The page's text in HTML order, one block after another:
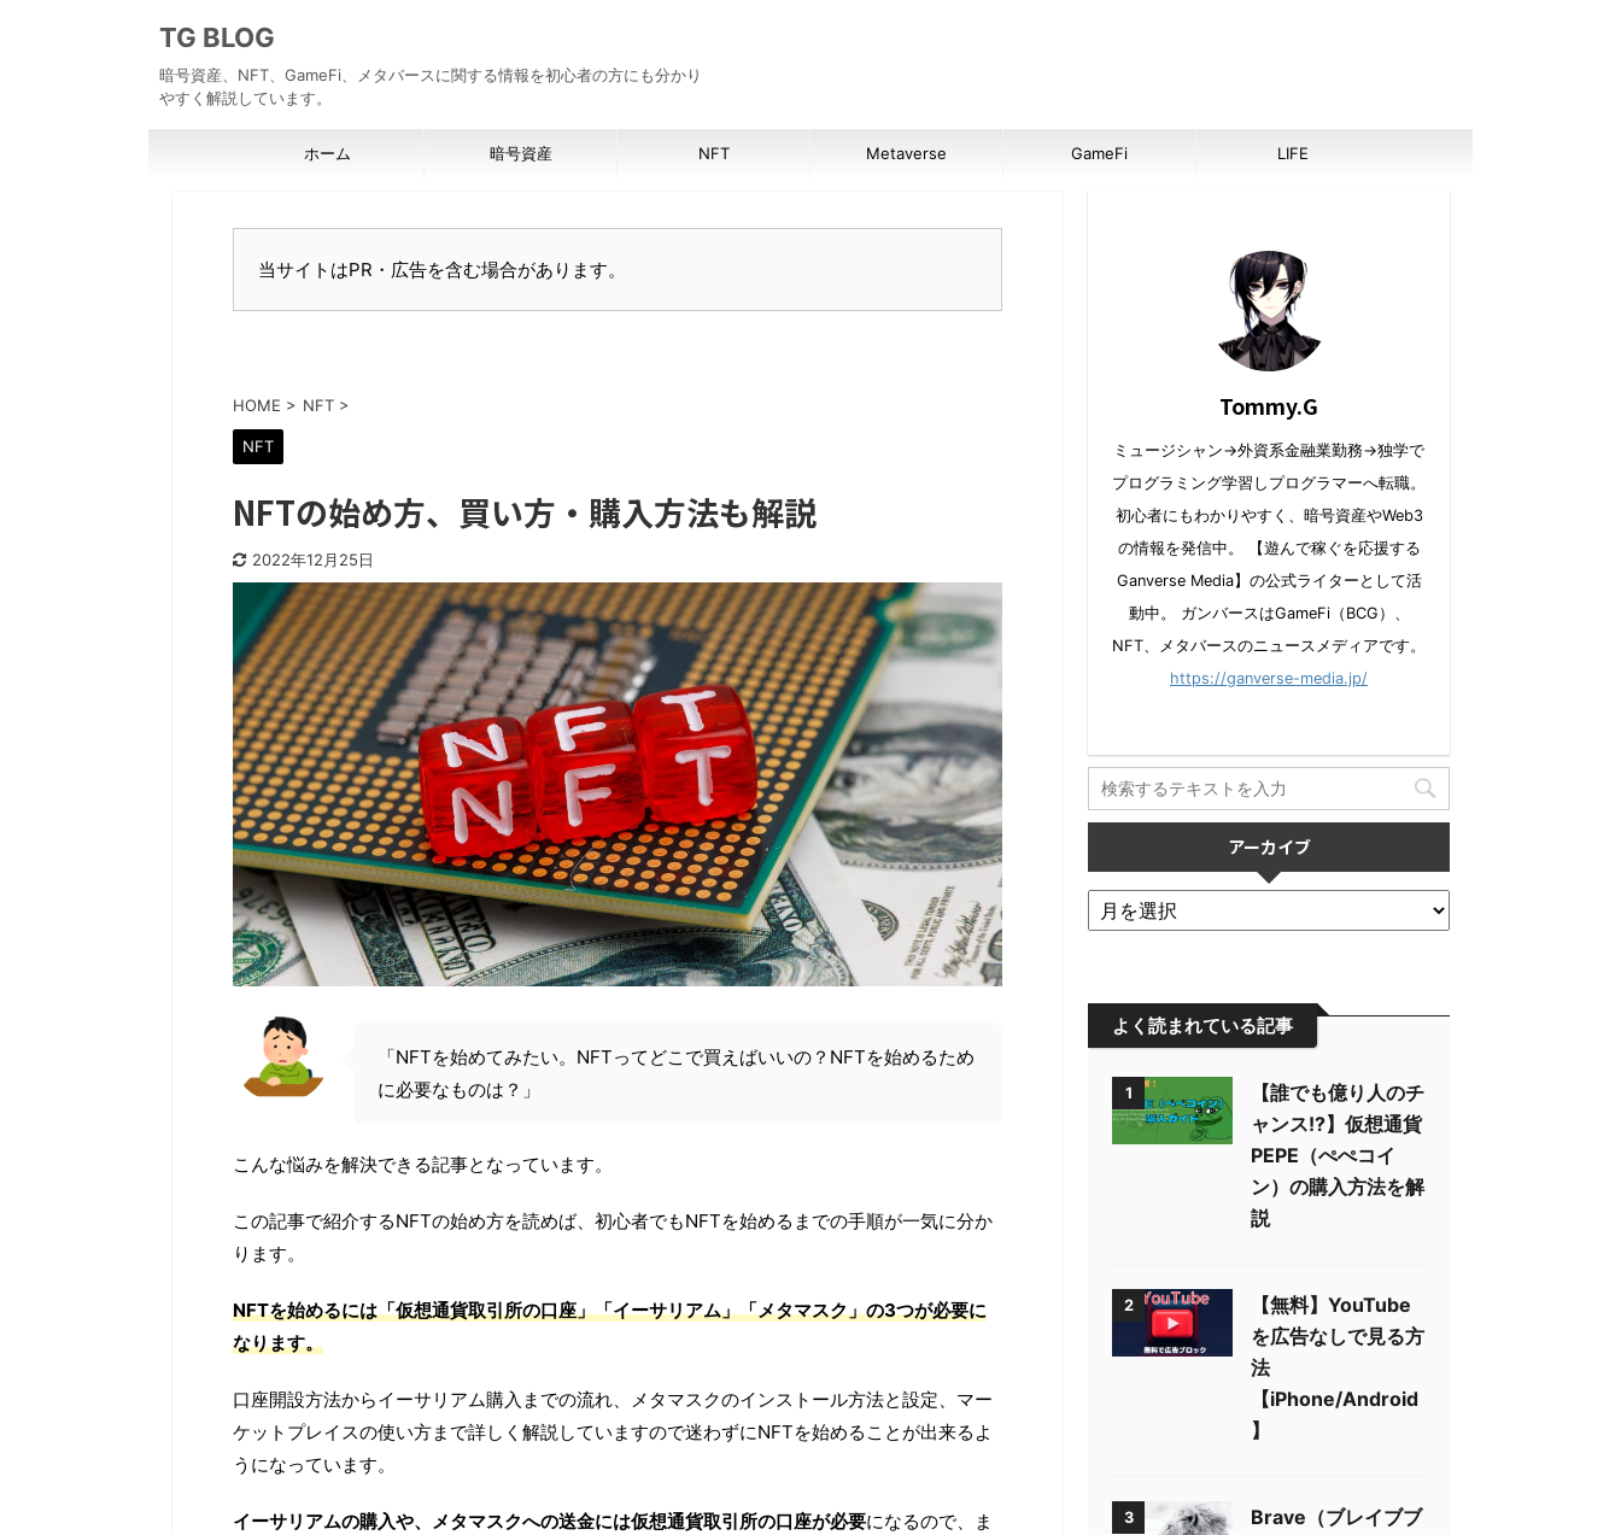
TG BLOG
暗号資産、NFT、GameFi、メタバースに関する情報を初心者の方にも分かり
やすく解説しています。
ホーム 暗号資産 NFT Metaverse GameFi LIFE
当サイトはPR・広告を含む場合があります。
HOME > NFT >
NFT
NFTの始め方、買い方・購入方法も解説
2022年12月25日
「NFTを始めてみたい。NFTってどこで買えばいいの？NFTを始めるため
に必要なものは？」
こんな悩みを解決できる記事となっています。
この記事で紹介するNFTの始め方を読めば、初心者でもNFTを始めるまでの手順が一気に分か
ります。
NFTを始めるには「仮想通貨取引所の口座」「イーサリアム」「メタマスク」の3つが必要に
なります。
口座開設方法からイーサリアム購入までの流れ、メタマスクのインストール方法と設定、マー
ケットプレイスの使い方まで詳しく解説していますので迷わずにNFTを始めることが出来るよ
うになっています。
イーサリアムの購入や、メタマスクへの送金には仮想通貨取引所の口座が必要になるので、ま
Tommy.G
ミュージシャン→外資系金融業勤務→独学で
プログラミング学習しプログラマーへ転職。
初心者にもわかりやすく、暗号資産やWeb3
の情報を発信中。 【遊んで稼ぐを応援する
Ganverse Media】の公式ライターとして活
動中。 ガンバースはGameFi（BCG）、
NFT、メタバースのニュースメディアです。
https://ganverse-media.jp/
アーカイブ
よく読まれている記事
1
【誰でも億り人のチ
ャンス!?】仮想通貨
PEPE（ぺぺコイ
ン）の購入方法を解
説
2
【無料】YouTube
を広告なしで見る方
法
【iPhone/Android
】
3
Brave（ブレイブブ